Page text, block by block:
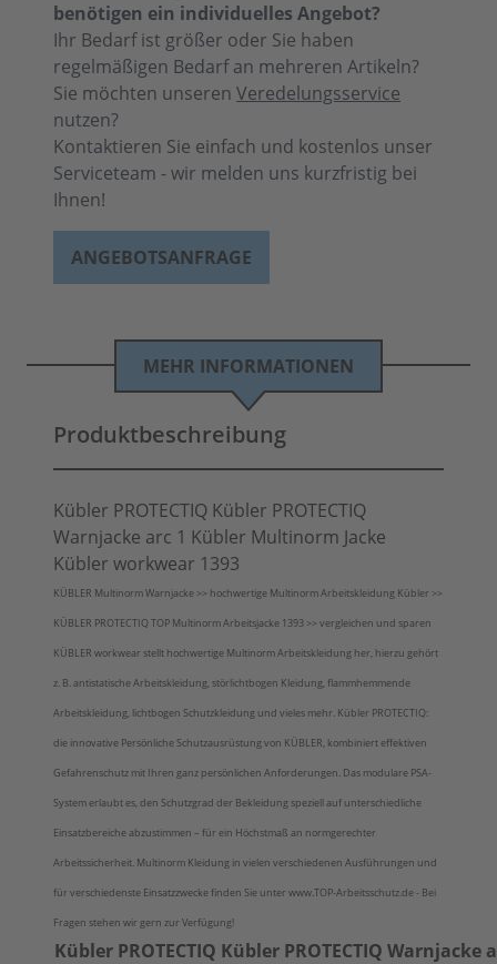
benötigen ein individuelles Angebot?
Ihr Bedarf ist größer oder Sie haben
regelmäßigen Bedarf an mehreren Artikeln?
Sie möchten unseren Veredelungsservice
nutzen?
Kontaktieren Sie einfach und kostenlos unser
Serviceteam - wir melden uns kurzfristig bei
Ihnen!
ANGEBOTSANFRAGE
MEHR INFORMATIONEN
Produktbeschreibung
Kübler PROTECTIQ Kübler PROTECTIQ
Warnjacke arc 1 Kübler Multinorm Jacke
Kübler workwear 1393
KÜBLER Multinorm Warnjacke >> hochwertige Multinorm Arbeitskleidung Kübler >>
KÜBLER PROTECTIQ TOP Multinorm Arbeitsjacke 1393 >> vergleichen und sparen
KÜBLER workwear stellt hochwertige Multinorm Arbeitskleidung her, hierzu gehört
z. B. antistatische Arbeitskleidung, störlichtbogen Kleidung, flammhemmende
Arbeitskleidung, lichtbogen Schutzkleidung und vieles mehr. Kübler PROTECTIQ:
die innovative Persönliche Schutzausrüstung von KÜBLER, kombiniert effektiven
Gefahrenschutz mit Ihren ganz persönlichen Anforderungen. Das modulare PSA-
System erlaubt es, den Schutzgrad der Bekleidung speziell auf unterschiedliche
Einsatzbereiche abzustimmen – für ein Höchstmaß an normgerechter
Arbeitssicherheit. Multinorm Kleidung in vielen verschiedenen Ausführungen und
für verschiedenste Einsatzzwecke finden Sie unter www.TOP-Arbeitsschutz.de - Bei
Fragen stehen wir gern zur Verfügung!
Kübler PROTECTIQ Kübler PROTECTIQ